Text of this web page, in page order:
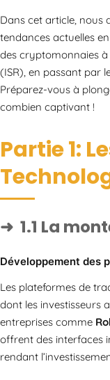
Dans cet article, nous
tendances actuelles
des cryptomonnaies à
(ISR), en passant par
Préparez-vous à
combien captivant !
Partie 1:
1.1 La
Développement des
Les plateformes de
dont les investisseurs
entreprises comme
offrent des interfaces
rendant